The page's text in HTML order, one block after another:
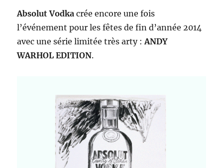
Absolut Vodkacrée encore une fois
l’événement pour les fêtes de fin d’année 2014
avec une série limitée très arty :ANDY
WARHOL EDITION.